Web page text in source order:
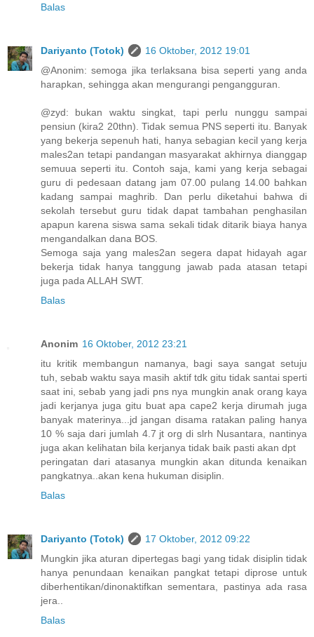
Balas
Dariyanto (Totok)
16 Oktober, 2012 19:01
@Anonim: semoga jika terlaksana bisa seperti yang anda
harapkan, sehingga akan mengurangi pengangguran.
@zyd: bukan waktu singkat, tapi perlu nunggu sampai
pensiun (kira2 20thn). Tidak semua PNS seperti itu. Banyak
yang bekerja sepenuh hati, hanya sebagian kecil yang kerja
males2an tetapi pandangan masyarakat akhirnya dianggap
semuua seperti itu. Contoh saja, kami yang kerja sebagai
guru di pedesaan datang jam 07.00 pulang 14.00 bahkan
kadang sampai maghrib. Dan perlu diketahui bahwa di
sekolah tersebut guru tidak dapat tambahan penghasilan
apapun karena siswa sama sekali tidak ditarik biaya hanya
mengandalkan dana BOS.
Semoga saja yang males2an segera dapat hidayah agar
bekerja tidak hanya tanggung jawab pada atasan tetapi
juga pada ALLAH SWT.
Balas
Anonim 16 Oktober, 2012 23:21
itu kritik membangun namanya, bagi saya sangat setuju
tuh, sebab waktu saya masih aktif tdk gitu tidak santai sperti
saat ini, sebab yang jadi pns nya mungkin anak orang kaya
jadi kerjanya juga gitu buat apa cape2 kerja dirumah juga
banyak materinya...jd jangan disama ratakan paling hanya
10 % saja dari jumlah 4.7 jt org di slrh Nusantara, nantinya
juga akan kelihatan bila kerjanya tidak baik pasti akan dpt
peringatan dari atasanya mungkin akan ditunda kenaikan
pangkatnya..akan kena hukuman disiplin.
Balas
Dariyanto (Totok)
17 Oktober, 2012 09:22
Mungkin jika aturan dipertegas bagi yang tidak disiplin tidak
hanya penundaan kenaikan pangkat tetapi diprose untuk
diberhentikan/dinonaktifkan sementara, pastinya ada rasa
jera..
Balas